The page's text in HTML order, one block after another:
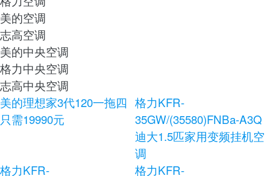
美的空调
志高空调
美的中央空调
格力中央空调
志高中央空调
美的理想家3代120一拖四
只需19990元
格力KFR-
35GW/(35580)FNBa-A3Q
迪大1.5匹家用变频挂机空
调
格力KFR-
格力KFR-